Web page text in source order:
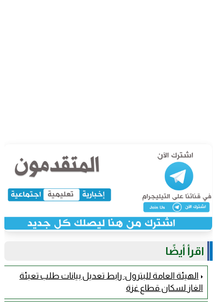
اقرأ أيضًا
الهيئة العامة للبترول: رابط تعديل بيانات طلب تعبئة
الغاز لسكان قطاع غزة